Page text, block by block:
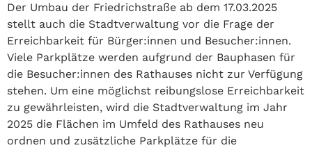
Der Umbau der Friedrichstraße ab dem 17.03.2025
stellt auch die Stadtverwaltung vor die Frage der
Erreichbarkeit für Bürger:innen und Besucher:innen.
Viele Parkplätze werden aufgrund der Bauphasen für
die Besucher:innen des Rathauses nicht zur Verfügung
stehen. Um eine möglichst reibungslose Erreichbarkeit
zu gewährleisten, wird die Stadtverwaltung im Jahr
2025 die Flächen im Umfeld des Rathauses neu
ordnen und zusätzliche Parkplätze für die